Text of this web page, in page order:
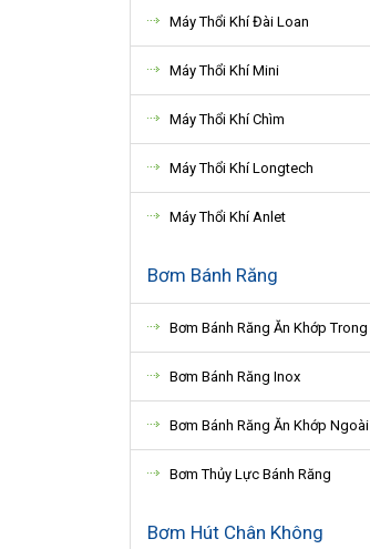
Máy Thổi Khí Đài Loan
Máy Thổi Khí Mini
Máy Thổi Khí Chìm
Máy Thổi Khí Longtech
Máy Thổi Khí Anlet
Bơm Bánh Răng
Bơm Bánh Răng Ăn Khớp Trong
Bơm Bánh Răng Inox
Bơm Bánh Răng Ăn Khớp Ngoài
Bơm Thủy Lực Bánh Răng
Bơm Hút Chân Không